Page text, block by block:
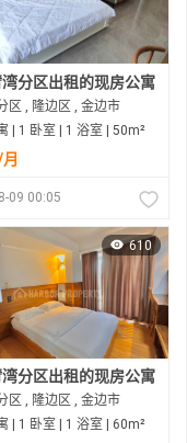
分区出租的现房公寓
区 , 隆边区 , 金边市
| 1 卧室 | 1 浴室 | 50m²
09 00:05
610
分区出租的现房公寓
区 , 隆边区 , 金边市
| 1 卧室 | 1 浴室 | 60m²